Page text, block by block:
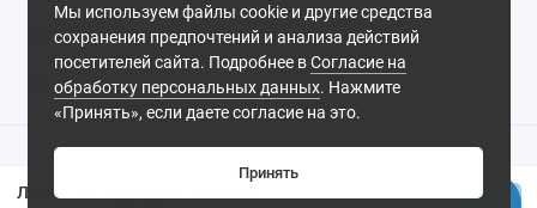
Мы используем файлы cookie и другие средства
сохранения предпочтений и анализа действий
посетителей сайта. Подробнее вСогласие на
обработку персональных данных. Нажмите
«Принять», если даете согласие на это.
Принять
Мы в сети